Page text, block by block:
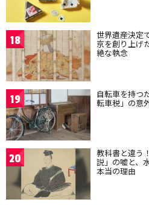
18 世界遺産決定
京を創り上げ
絶な執念
19 自転車を持つ
転車税」の意
20 教科書と違う
説」の嘘と、
本当の理由